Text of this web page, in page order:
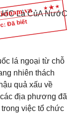
Đã biết
Là CủA NướC
lá ngoại từ chỗ
nhiên thách
quả xấu về
địa phương đã
việc tổ chức